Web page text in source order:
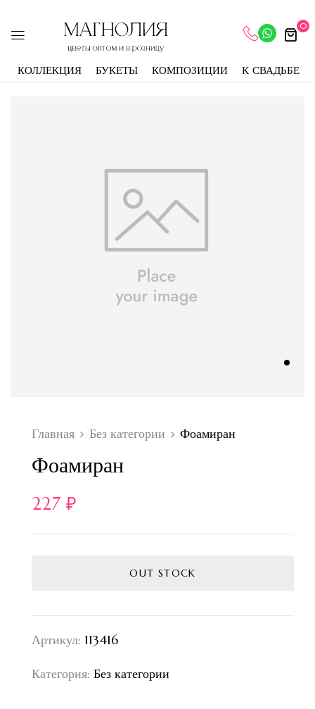
0
КОЛЛЕКЦИЯ БУКЕТЫ КОМПОЗИЦИИ К СВАДЬБЕ
Главная Без категории Фоамиран
Фоамиран
227 ₽
OUT STOCK
Артикул: 113416
Категория: Без категории